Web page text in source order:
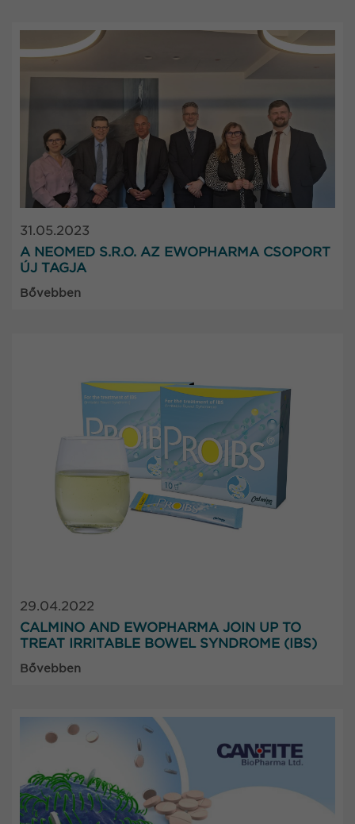
31.05.2023
A NEOMED S.R.O. AZ EWOPHARMA CSOPORT
ÚJ TAGJA
Bővebben
29.04.2022
CALMINO AND EWOPHARMA JOIN UP TO
TREAT IRRITABLE BOWEL SYNDROME (IBS)
Bővebben